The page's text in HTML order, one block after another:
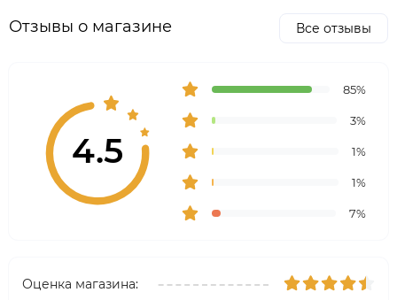
Отзывы о магазине Все отзывы
4.5
85%
3%
1%
1%
7%
Оценка магазина: